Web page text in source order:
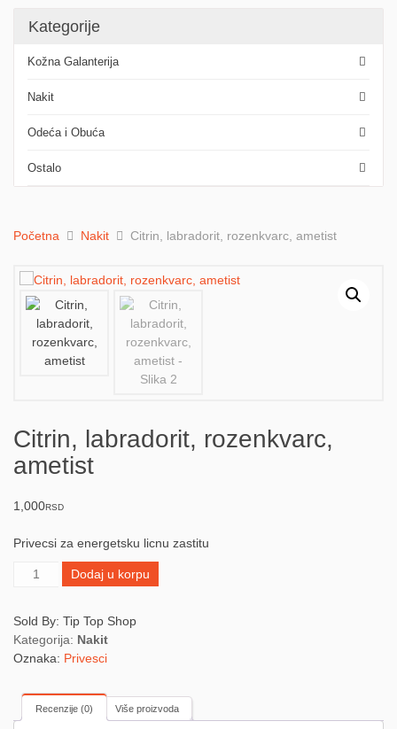
Kategorije
Kožna Galanterija
Nakit
Odeća i Obuća
Ostalo
Početna Nakit Citrin, labradorit, rozenkvarc, ametist
Citrin, labradorit, rozenkvarc,
ametist
1,000RSD
Privecsi za energetsku licnu zastitu
Citrin,
labradorit,
ametist
količina
Dodaj u korpu
Sold By: Tip Top Shop
Kategorija: Nakit
Oznaka: Privesci
Recenzije (0) Više proizvoda